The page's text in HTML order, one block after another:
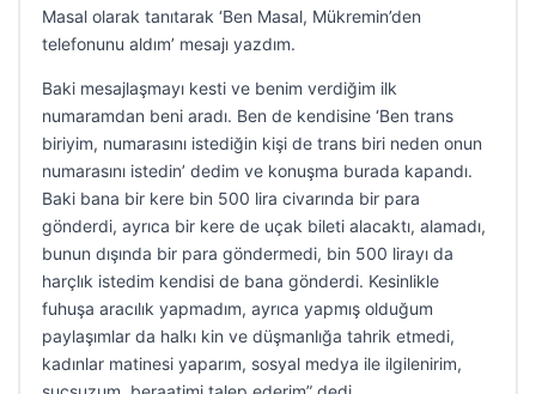
Masal olarak tanıtarak ‘Ben Masal, Mükremin’den
telefonunu aldım’ mesajı yazdım.
Baki mesajlaşmayı kesti ve benim verdiğim ilk
numaramdan beni aradı. Ben de kendisine ‘Ben trans
biriyim, numarasını istediğin kişi de trans biri neden onun
numarasını istedin’ dedim ve konuşma burada kapandı.
Baki bana bir kere bin 500 lira civarında bir para
gönderdi, ayrıca bir kere de uçak bileti alacaktı, alamadı,
bunun dışında bir para göndermedi, bin 500 lirayı da
harçlık istedim kendisi de bana gönderdi. Kesinlikle
fuhuşa aracılık yapmadım, ayrıca yapmış olduğum
paylaşımlar da halkı kin ve düşmanlığa tahrik etmedi,
kadınlar matinesi yaparım, sosyal medya ile ilgilenirim,